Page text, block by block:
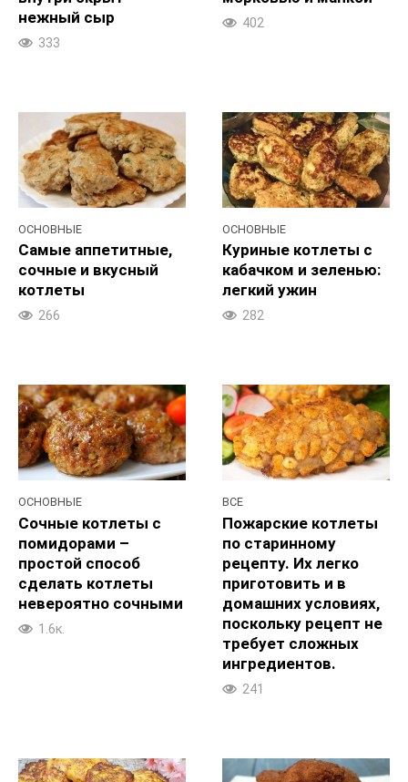
нежный сыр
333
402
ОСНОВНЫЕ
Самые аппетитные,
сочные и вкусный
котлеты
266
ОСНОВНЫЕ
Куриные котлеты с
кабачком и зеленью:
легкий ужин
282
ОСНОВНЫЕ
Сочные котлеты с
помидорами –
простой способ
сделать котлеты
невероятно сочными
1.6к.
ВСЕ
Пожарские котлеты
по старинному
рецепту. Их легко
приготовить и в
домашних условиях,
поскольку рецепт не
требует сложных
ингредиентов.
241